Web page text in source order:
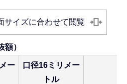
サイズに合わせて閲覧
）
ー
口径16ミリメー
トル